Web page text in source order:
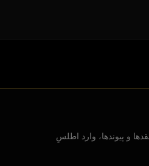
و پیوندها، وارد اطلسِ